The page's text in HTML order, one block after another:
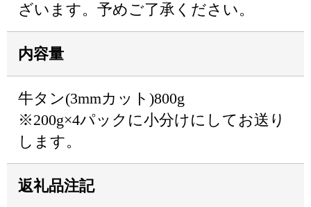
ざいます。予めご了承ください。
内容量
牛タン(3mmカット)800g
※200g×4パックに小分けにしてお送り
します。
返礼品注記